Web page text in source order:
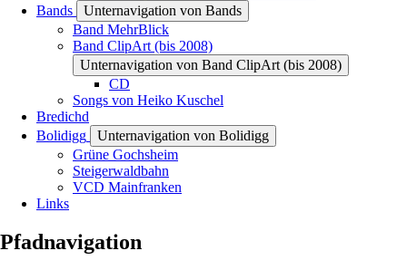
Bands
Unternavigation von Bands
Band MehrBlick
Band ClipArt (bis 2008)
Unternavigation von Band ClipArt (bis 2008)
CD
Songs von Heiko Kuschel
Bredichd
Bolidigg
Unternavigation von Bolidigg
Grüne Gochsheim
Steigerwaldbahn
VCD Mainfranken
Links
Pfadnavigation